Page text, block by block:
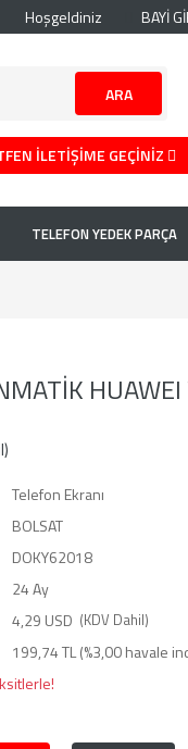
Hoşgeldiniz BAYİ
ARA
İLETİŞİME GEÇİNİZ
TELEFON YEDEK PARÇA
Telefon Ekranı
BOLSAT
DOKY62018
24 Ay
4,29 USD (KDV Dahil)
199,74 TL (%3,00 havale